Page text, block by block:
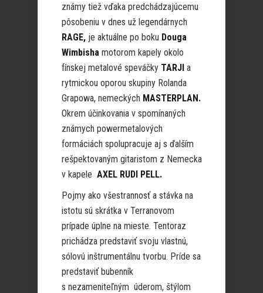
známy tiež vďaka predchádzajúcemu
pôsobeniu v dnes už legendárnych
RAGE, je aktuálne po boku Douga
Wimbisha motorom kapely okolo
fínskej metalové speváčky TARJI a
rytmickou oporou skupiny Rolanda
Grapowa, nemeckých MASTERPLAN.
Okrem účinkovania v spomínaných
známych powermetalových
formáciách spolupracuje aj s ďalším
rešpektovaným gitaristom z Nemecka
v kapele AXEL RUDI PELL.
Pojmy ako všestrannosť a stávka na
istotu sú skrátka v Terranovom
prípade úplne na mieste. Tentoraz
prichádza predstaviť svoju vlastnú,
sólovú inštrumentálnu tvorbu. Príde sa
predstaviť bubenník
s nezameniteľným úderom, štýlom